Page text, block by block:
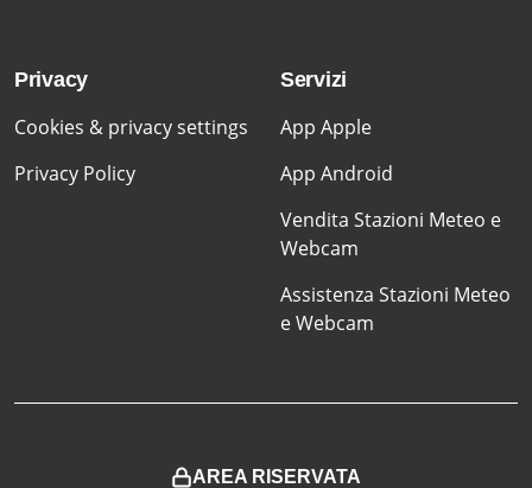
Privacy
Cookies & privacy settings
Privacy Policy
Servizi
App Apple
App Android
Vendita Stazioni Meteo e
Webcam
Assistenza Stazioni Meteo
e Webcam
AREA RISERVATA